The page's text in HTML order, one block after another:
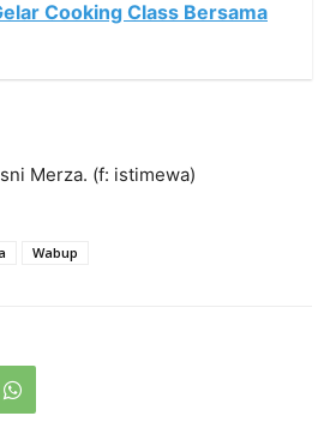
Cooking Class Bersama
Merza. (f: istimewa)
Wabup